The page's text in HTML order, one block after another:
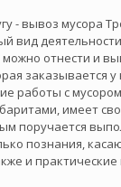
- вывоз мусора
вид
отнести и
заказывается
работы с
имеет
поручается
познания,
и